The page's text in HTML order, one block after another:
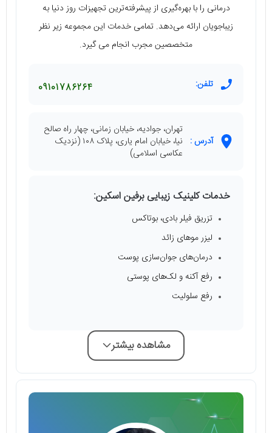
درمانی را با بهره‌گیری از پیشرفته‌ترین تجهیزات روز دنیا به
زیباجویان ارائه می‌دهد. تمامی خدمات این مجموعه زیر نظر
متخصصین مجرب انجام می گیرد.
تلفن: 09101786264
آدرس :
تهران، جوادیه، خیابان زمانی، چهار راه صالح
نیا، خیابان امام یاری، پلاک ۱۰۸ (نزدیک
عکاسی اسلامی)
خدمات کلینیک زیبایی برفین اسکین:
تزریق فیلر بادی، بوتاکس
لیزر موهای زائد
درمان‌های جوان‌سازی پوست
رفع آکنه و لک‌های پوستی
رفع سلولیت
مشاهده بیشتر